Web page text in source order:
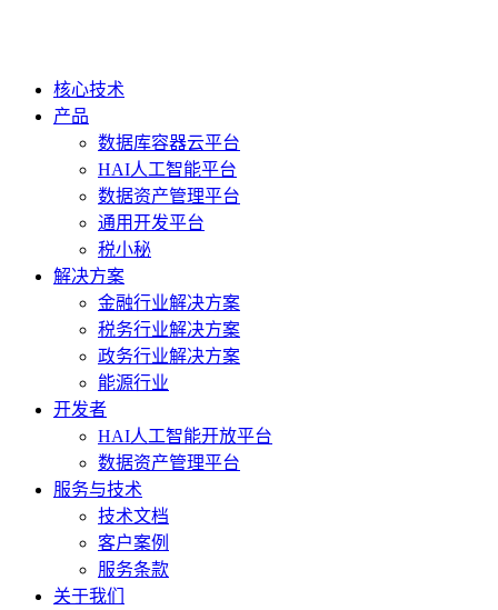
核心技术
产品
数据库容器云平台
HAI人工智能平台
数据资产管理平台
通用开发平台
税小秘
解决方案
金融行业解决方案
税务行业解决方案
政务行业解决方案
能源行业
开发者
HAI人工智能开放平台
数据资产管理平台
服务与技术
技术文档
客户案例
服务条款
关于我们